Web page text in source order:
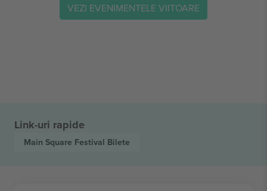
VEZI EVENIMENTELE VIITOARE
Link-uri rapide
Main Square Festival Bilete